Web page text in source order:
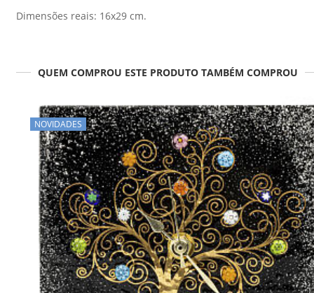
Dimensões reais: 16x29 cm.
QUEM COMPROU ESTE PRODUTO TAMBÉM COMPROU
NOVIDADES